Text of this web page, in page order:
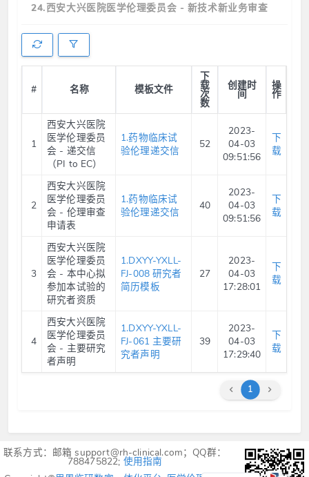
24.西安大兴医院医学伦理委员会 - 新技术新业务审查
# 名称 模板文件
下
载
次
数
创建时
间
操
作
1
西安大兴医院
医学伦理委员
会 - 递交信
（PI to EC）
1.药物临床试
验伦理递交信
52
2023-
04-03
09:51:56
下
载
2
西安大兴医院
医学伦理委员
会 - 伦理审查
申请表
1.药物临床试
验伦理递交信
40
2023-
04-03
09:51:56
下
载
3
西安大兴医院
医学伦理委员
会 - 本中心拟
参加本试验的
研究者资质
1.DXYY-YXLL-
FJ-008 研究者
简历模板
27
2023-
04-03
17:28:01
下
载
4
西安大兴医院
医学伦理委员
会 - 主要研究
者声明
1.DXYY-YXLL-
FJ-061 主要研
究者声明
39
2023-
04-03
17:29:40
下
载
1
联系方式：邮箱 support@rh-clinical.com；QQ群：
788475822; 使用指南